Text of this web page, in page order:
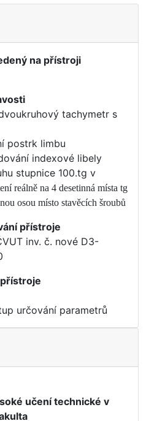
na přístroji
tachymetr s
postrk limbu
indexové libely
stupnice 100.tg v
reálně na 4 desetinná místa tg
osou místo stavěcích šroubů
přístroje
inv. č. nové D3-
určování parametrů
učení technické v